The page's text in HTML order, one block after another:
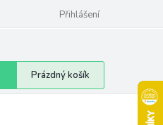
Moje objednávka
Přihlášení
Nákupní
košík
Prázdný košík